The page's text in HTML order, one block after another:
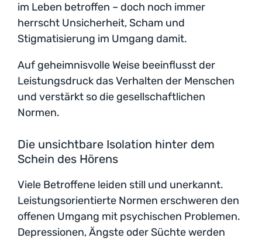
im Leben betroffen – doch noch immer
herrscht Unsicherheit, Scham und
Stigmatisierung im Umgang damit.
Auf geheimnisvolle Weise beeinflusst der
Leistungsdruck das Verhalten der Menschen
und verstärkt so die gesellschaftlichen
Normen.
Die unsichtbare Isolation hinter dem
Schein des Hörens
Viele Betroffene leiden still und unerkannt.
Leistungsorientierte Normen erschweren den
offenen Umgang mit psychischen Problemen.
Depressionen, Ängste oder Süchte werden